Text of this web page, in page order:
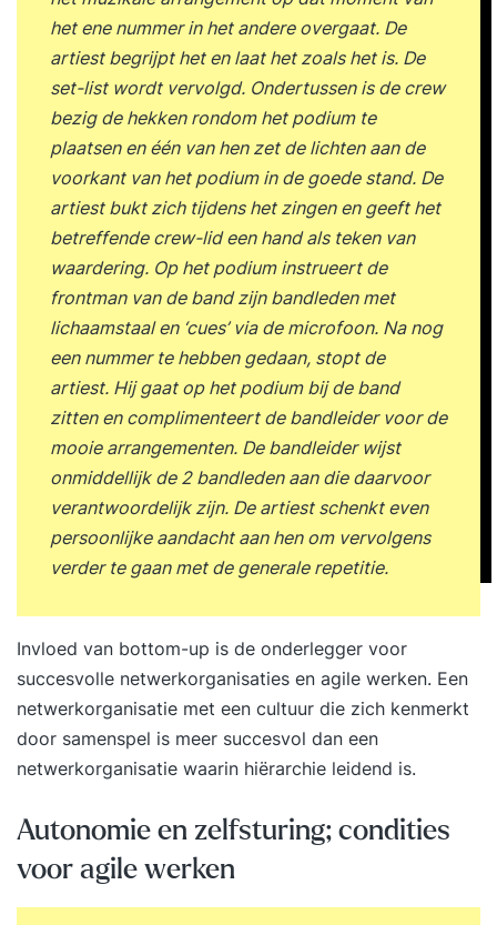
tweetal meetinstrumenten. De Fluent Leadership
analyse is een gevalideerd gedragsanalyse
instrument en gebaseerd op de Functional
Fluency methodiek. De analyse meet de neiging
om bepaald gedrag te vertonen en vormt een
uitstekend startpunt voor coaching en trainingen
gericht op het ontwikkelen van (persoonlijk)
leiderschap. Daarnaast is de analyse te gebruiken
als onderdeel van teamsessies. Zie
http://www.functionalfluency.nl/event/licentiepro
gramma/. Het EQ in action profiel. Met behulp
van het profiel kun je op een praktische manier
aan de slag met emotionele en sociale
intelligentie op de werkplek. Zie ook:
https://www.feedbackconsulting.nl/nl/eq-meting-
54. Internationale registratie van je certificatie.
Deelname aan één van de opleidingen: Fluent self,
een persoonlijk leiderschapsprogramma. Fluent
relationships waarbij het effectief aan relaties
het ene nummer in het andere overgaat. De
artiest begrijpt het en laat het zoals het is. De
set-list wordt vervolgd. Ondertussen is de crew
bezig de hekken rondom het podium te
plaatsen en één van hen zet de lichten aan de
voorkant van het podium in de goede stand. De
artiest bukt zich tijdens het zingen en geeft het
betreffende crew-lid een hand als teken van
waardering. Op het podium instrueert de
frontman van de band zijn bandleden met
lichaamstaal en ‘cues’ via de microfoon. Na nog
een nummer te hebben gedaan, stopt de
artiest. Hij gaat op het podium bij de band
zitten en complimenteert de bandleider voor de
mooie arrangementen. De bandleider wijst
onmiddellijk de 2 bandleden aan die daarvoor
verantwoordelijk zijn. De artiest schenkt even
persoonlijke aandacht aan hen om vervolgens
verder te gaan met de generale repetitie.
Invloed van bottom-up is de onderlegger voor
succesvolle netwerkorganisaties en agile werken. Een
netwerkorganisatie met een cultuur die zich kenmerkt
door samenspel is meer succesvol dan een
netwerkorganisatie waarin hiërarchie leidend is.
Autonomie en zelfsturing; condities
voor agile werken